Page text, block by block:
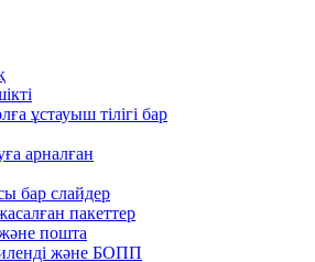
ұстауыш тілігі бар
арналған
бар слайдер
пакеттер
пошта
және БОПП